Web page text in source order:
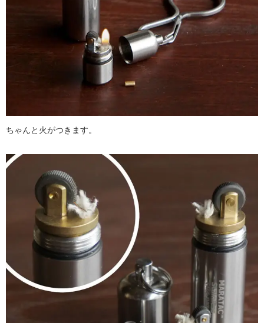
ちゃんと火がつきます。